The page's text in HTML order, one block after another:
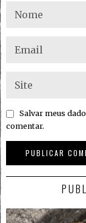
Salvar meus
comentar.